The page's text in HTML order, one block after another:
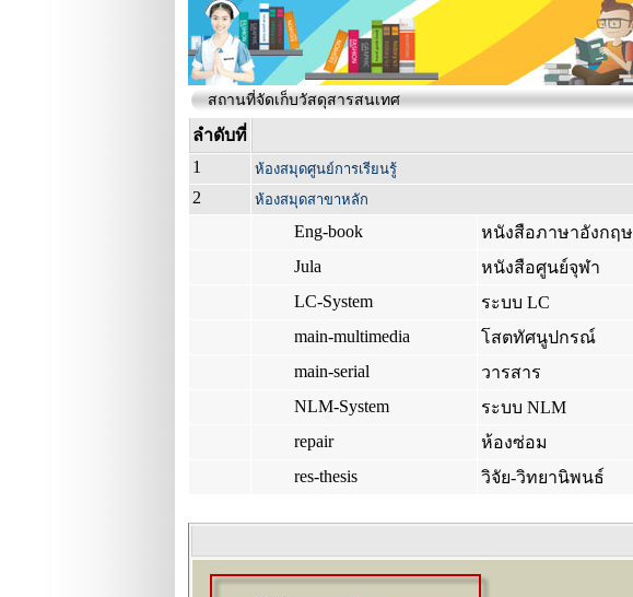
สถานที่จัดเก็บวัสดุสารสนเทศ
ลำดับที่
1
ห้องสมุดศูนย์การเรียนรู้
2 ห้องสมุดสาขาหลัก
Eng-book
หนังสือภาษาอังกฤษ
Jula
หนังสือศูนย์จุฬา
LC-System
ระบบ LC
main-multimedia
โสตทัศนูปกรณ์
main-serial
วารสาร
NLM-System
ระบบ NLM
repair
ห้องซ่อม
res-thesis
วิจัย-วิทยานิพนธ์